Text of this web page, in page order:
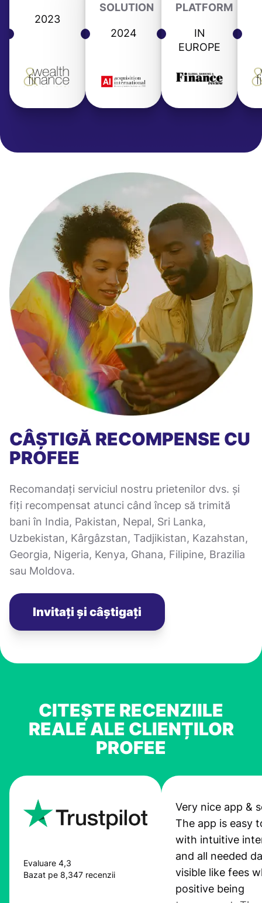
2023
SOLUTION
2024
PLATFORM
IN
EUROPE
CÂȘTIGĂ RECOMPENSE CU
PROFEE
Recomandați serviciul nostru prietenilor dvs. și
fiți recompensat atunci când încep să trimită
bani în India, Pakistan, Nepal, Sri Lanka,
Uzbekistan, Kârgâzstan, Tadjikistan, Kazahstan,
Georgia, Nigeria, Kenya, Ghana, Filipine, Brazilia
sau Moldova.
Invitați și câștigați
CITEȘTE RECENZIILE
REALE ALE CLIENȚILOR
PROFEE
Evaluare 4,3
Bazat pe 8,347 recenzii
Very nice app &
The app is easy
with intuitive
and all needed
visible like fees
positive being